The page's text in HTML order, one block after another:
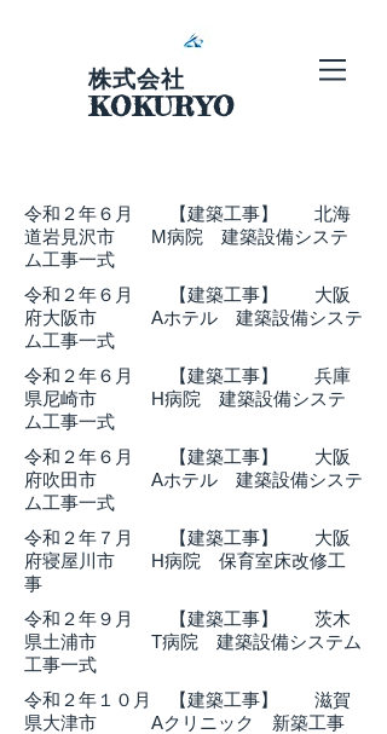
株式会社
KOKURYO
​令和２年６月 【建築工事】 北海
道岩見沢市 M病院 建築設備システ
ム工事一式
​令和２年６月 【建築工事】 大阪
府大阪市 Aホテル 建築設備システ
ム工事一式
​令和２年６月 【建築工事】 兵庫
県尼崎市 H病院 建築設備システ
ム工事一式
​令和２年６月 【建築工事】 大阪
府吹田市 Aホテル 建築設備システ
ム工事一式
​令和２年７月 【建築工事】 大阪
府寝屋川市 H病院 保育室床改修工
事
​令和２年９月 【建築工事】 茨木
県土浦市 T病院 建築設備システム
工事一式
​令和２年１０月 【建築工事】 滋賀
県大津市 Aクリニック 新築工事